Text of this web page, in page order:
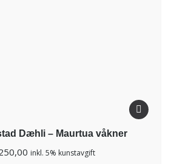
Dæhli – Maurtua våkner
inkl. 5% kunstavgift